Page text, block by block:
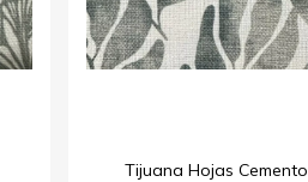
Tijuana Hojas Cemento